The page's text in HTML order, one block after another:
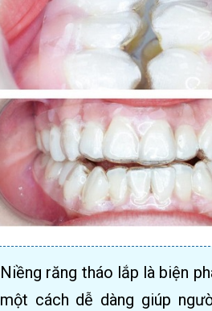
Niềng răng tháo lắp là biện
một cách dễ dàng giúp